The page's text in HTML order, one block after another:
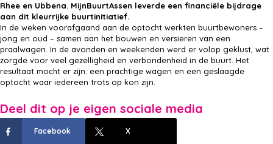
Rhee en Ubbena. MijnBuurtAssen leverde een financiële bijdrage
aan dit kleurrijke buurtinitiatief.
In de weken voorafgaand aan de optocht werkten buurtbewoners –
jong en oud – samen aan het bouwen en versieren van een
praalwagen. In de avonden en weekenden werd er volop geklust, wat
zorgde voor veel gezelligheid en verbondenheid in de buurt. Het
resultaat mocht er zijn: een prachtige wagen en een geslaagde
optocht waar iedereen trots op kon zijn.
Deel dit op je eigen sociale media
Facebook X